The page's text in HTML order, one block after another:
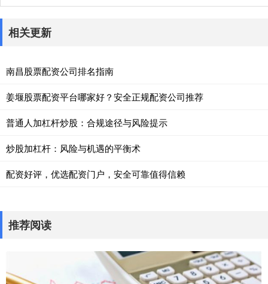
相关更新
南昌股票配资公司排名指南
姜堰股票配资平台哪家好？安全正规配资公司推荐
普通人加杠杆炒股：合规途径与风险提示
炒股加杠杆：风险与机遇的平衡术
配资好评，优选配资门户，安全可靠值得信赖
推荐阅读